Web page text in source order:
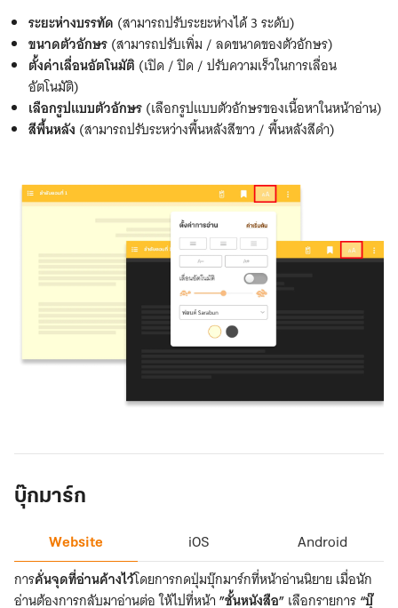
ระยะห่างบรรทัด (สามารถปรับระยะห่างได้ 3 ระดับ)
ขนาดตัวอักษร(สามารถปรับเพิ่ม / ลดขนาดของตัวอักษร)
ตั้งค่าเลื่อนอัตโนมัติ (เปิด / ปิด / ปรับความเร็วในการเลื่อน
อัตโนมัติ)
เลือกรูปแบบตัวอักษร(เลือกรูปแบบตัวอักษรของเนื้อหาในหน้าอ่าน)
สีพื้นหลัง (สามารถปรับระหว่างพื้นหลังสีขาว / พื้นหลังสีดำ)
ค่า
อ่าน
บุ๊กมาร์ก
Website iOS Android
การคั่นจุดที่อ่านค้างไว้โดยการกดปุ่มบุ๊กมาร์กที่หน้าอ่านนิยาย เมื่อนัก
อ่านต้องการกลับมาอ่านต่อ ให้ไปที่หน้า”ชั้นหนังสือ”เลือกรายการ“บุ๊